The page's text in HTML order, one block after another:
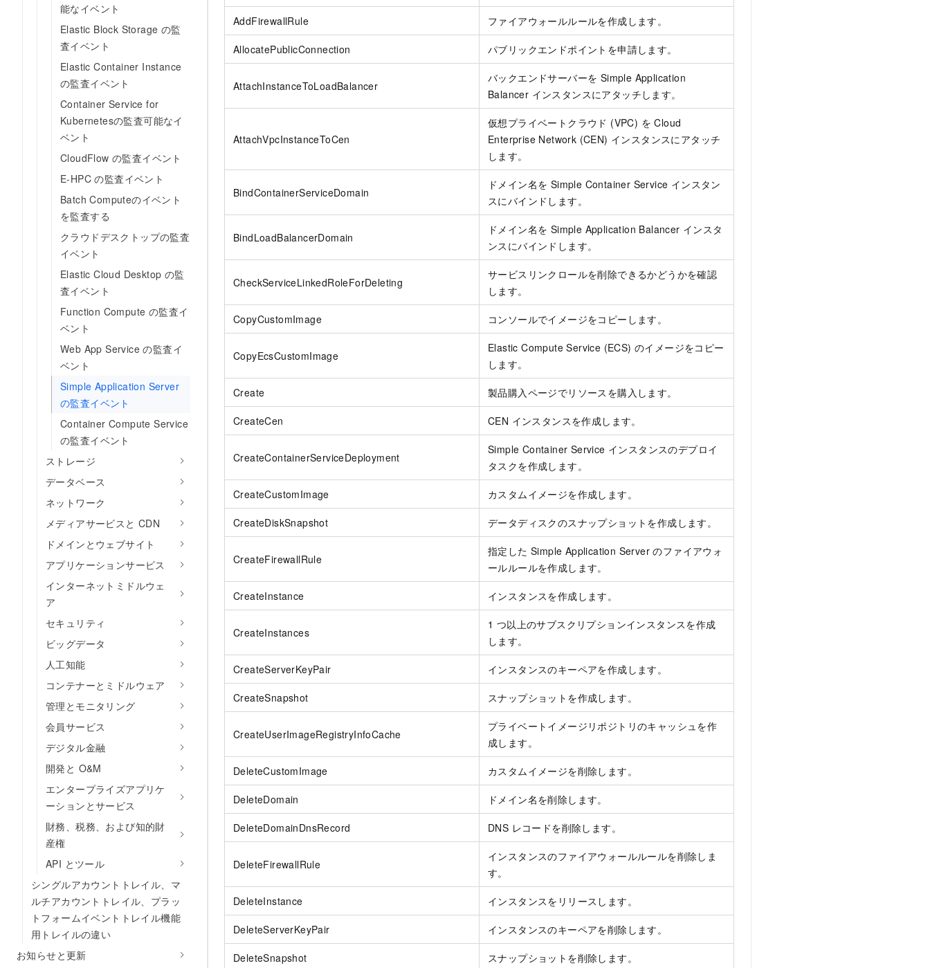
能なイベント
Elastic Block Storage の監
査イベント
Elastic Container Instance
の監査イベント
Container Service for
Kubernetesの監査可能なイ
ベント
CloudFlow の監査イベント
E-HPC の監査イベント
Batch Computeのイベント
を監査する
クラウドデスクトップの監査
イベント
Elastic Cloud Desktop の監
査イベント
Function Compute の監査イ
ベント
Web App Service の監査イ
ベント
Simple Application Server
の監査イベント
Container Compute Service
の監査イベント
ストレージ
データベース
ネットワーク
メディアサービスと CDN
ドメインとウェブサイト
アプリケーションサービス
インターネットミドルウェ
ア
セキュリティ
ビッグデータ
人工知能
コンテナーとミドルウェア
管理とモニタリング
会員サービス
デジタル金融
開発と O&M
エンタープライズアプリケ
ーションとサービス
財務、税務、および知的財
産権
API とツール
シングルアカウントトレイル、マ
ルチアカウントトレイル、プラッ
トフォームイベントトレイル機能
用トレイルの違い
お知らせと更新
AddFirewallRule ファイアウォールルールを作成します。
AllocatePublicConnection パブリックエンドポイントを申請します。
AttachInstanceToLoadBalancer
バックエンドサーバーを Simple Application
Balancer インスタンスにアタッチします。
AttachVpcInstanceToCen
仮想プライベートクラウド (VPC) を Cloud
Enterprise Network (CEN) インスタンスにアタッチ
します。
BindContainerServiceDomain
ドメイン名を Simple Container Service インスタン
スにバインドします。
BindLoadBalancerDomain
ドメイン名を Simple Application Balancer インスタ
ンスにバインドします。
CheckServiceLinkedRoleForDeleting
サービスリンクロールを削除できるかどうかを確認
します。
CopyCustomImage コンソールでイメージをコピーします。
CopyEcsCustomImage
Elastic Compute Service (ECS) のイメージをコピー
します。
Create 製品購入ページでリソースを購入します。
CreateCen CEN インスタンスを作成します。
CreateContainerServiceDeployment
Simple Container Service インスタンスのデプロイ
タスクを作成します。
CreateCustomImage カスタムイメージを作成します。
CreateDiskSnapshot データディスクのスナップショットを作成します。
CreateFirewallRule
指定した Simple Application Server のファイアウォ
ールルールを作成します。
CreateInstance インスタンスを作成します。
CreateInstances
1 つ以上のサブスクリプションインスタンスを作成
します。
CreateServerKeyPair インスタンスのキーペアを作成します。
CreateSnapshot スナップショットを作成します。
CreateUserImageRegistryInfoCache
プライベートイメージリポジトリのキャッシュを作
成します。
DeleteCustomImage カスタムイメージを削除します。
DeleteDomain ドメイン名を削除します。
DeleteDomainDnsRecord DNS レコードを削除します。
DeleteFirewallRule
インスタンスのファイアウォールルールを削除しま
す。
DeleteInstance インスタンスをリリースします。
DeleteServerKeyPair インスタンスのキーペアを削除します。
DeleteSnapshot スナップショットを削除します。